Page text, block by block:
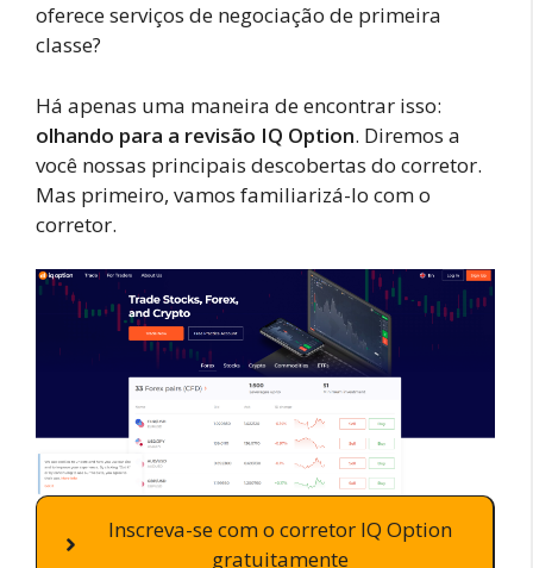
oferece serviços de negociação de primeira
classe?
Há apenas uma maneira de encontrar isso:
olhando para a revisão IQ Option. Diremos a
você nossas principais descobertas do corretor.
Mas primeiro, vamos familiarizá-lo com o
corretor.
Inscreva-se com o corretor IQ Option
gratuitamente